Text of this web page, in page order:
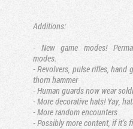
Additions:
- New game modes!
modes.
- Revolvers, pulse rifles, hand
thorn hammer
- Human guards now wear
- More decorative hats! Yay,
- More random encounters
- Possibly more content, if it’s